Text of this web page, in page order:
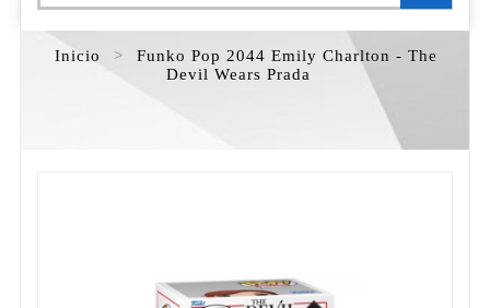
Inicio
Funko Pop 2044 Emily Charlton - The
Devil Wears Prada